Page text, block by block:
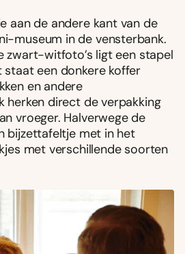
aan de andere kant van de
museum in de vensterbank.
zwart-witfoto’s ligt een stapel
een donkere koffer
en andere
herken direct de verpakking
vroeger. Halverwege de
bijzettafeltje met in het
met verschillende soorten